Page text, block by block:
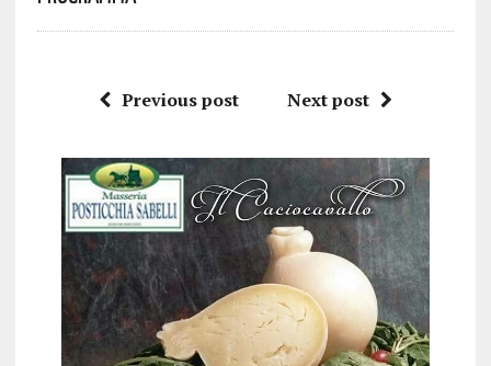
Previous post Next post